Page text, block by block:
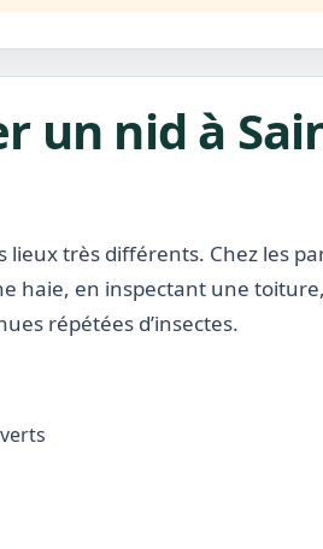
un nid à
très différents. Chez les
haie, en inspectant une
répétées d’insectes.